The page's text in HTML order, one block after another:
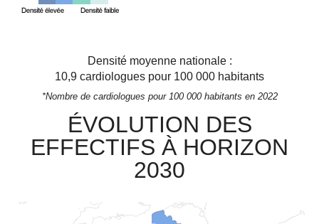
Densité moyenne nationale :
10,9 cardiologues pour 100 000 habitants
*Nombre de cardiologues pour 100 000 habitants en 2022
ÉVOLUTION DES
EFFECTIFS À HORIZON
2030